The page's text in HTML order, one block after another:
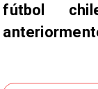
fútbol